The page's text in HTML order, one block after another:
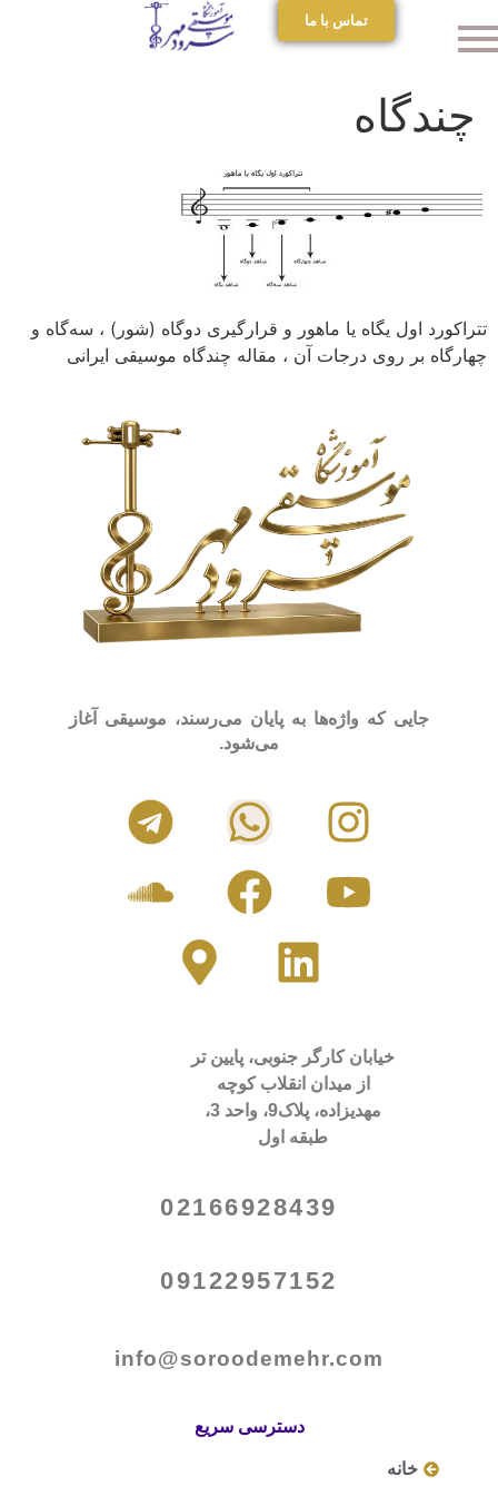
تماس با ما
چندگاه
تتراکورد اول یگاه یا ماهور و قرارگیری دوگاه (شور) ، سه‌گاه و
چهارگاه بر روی درجات آن ، مقاله چندگاه موسیقی ایرانی
جایی که واژه‌ها به پایان می‌رسند، موسیقی آغاز
می‌شود.
خیابان کارگر جنوبی، پایین تر
از میدان انقلاب کوچه
مهدیزاده، پلاک9، واحد 3،
طبقه اول
02166928439
09122957152
info@soroodemehr.com
دسترسی سریع
خانه